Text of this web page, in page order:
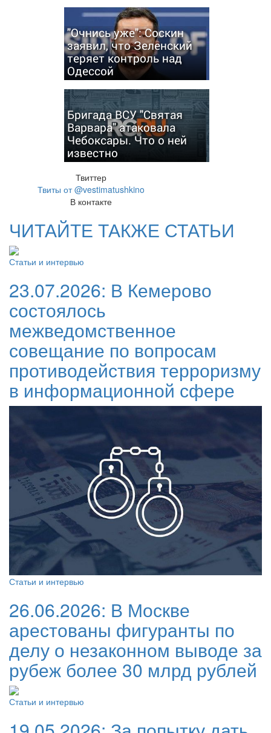
"Очнись уже": Соскин
заявил, что Зеленский
теряет контроль над
Одессой
Бригада ВСУ "Святая
Варвара" атаковала
Чебоксары. Что о ней
известно
Твиттер
Твиты от @vestimatushkino
В контакте
ЧИТАЙТЕ ТАКЖЕ СТАТЬИ
Статьи и интервью
23.07.2026: В Кемерово
состоялось
межведомственное
совещание по вопросам
противодействия терроризму
в информационной сфере
Статьи и интервью
26.06.2026: В Москве
арестованы фигуранты по
делу о незаконном выводе за
рубеж более 30 млрд рублей
Статьи и интервью